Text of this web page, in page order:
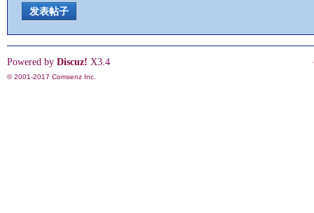
发表帖子
Powered by Discuz! X3.4
© 2001-2017 Comsenz Inc.